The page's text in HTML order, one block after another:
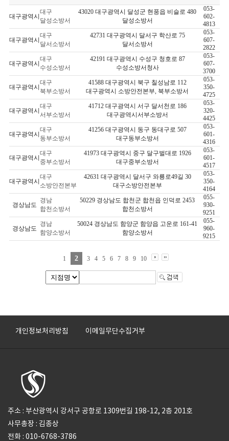
대구광역시
대구
달성소방서
43020 대구광역시 달성군 현풍읍 비슬로 480
달성소방서
053-
602-
4813
대구광역시
대구
달서소방서
42731 대구광역시 달서구 학산로 75
달서소방서
053-
607-
2822
대구광역시
대구
수성소방서
42191 대구광역시 수성구 청호로 87
수성소방서청사
053-
607-
3700
대구광역시
대구
북부소방서
41588 대구광역시 북구 칠성남로 112
대구광역시 소방안전본부, 북부소방서
053-
350-
4725
대구광역시
대구
서부소방서
41712 대구광역시 서구 달서천로 186
대구광역시서부소방서
053-
320-
4425
대구광역시
대구
동부소방서
41256 대구광역시 동구 동대구로 507
대구동부소방서
053-
601-
4316
대구광역시
대구
중부소방서
41973 대구광역시 중구 달구벌대로 1926
대구중부소방서
053-
601-
4517
대구광역시
대구
소방안전본부
42631 대구광역시 달서구 와룡로49길 30
대구소방안전본부
053-
350-
4164
경상남도
경남
합천소방서
50229 경상남도 합천군 합천읍 인덕로 2453
합천소방서
055-
930-
9251
경상남도
경남
함양소방서
50024 경상남도 함양군 함양읍 고운로 161-41
함양소방서
055-
960-
9215
1 2 3 4 5 6 7 8 9 10
개인정보처리방침 이메일무단수집거부
주소 : 부산광역시 강서구 공항로 1309번길 198-12, 2층 201호
사무총장 : 김종상
전화 : 010-6768-3786